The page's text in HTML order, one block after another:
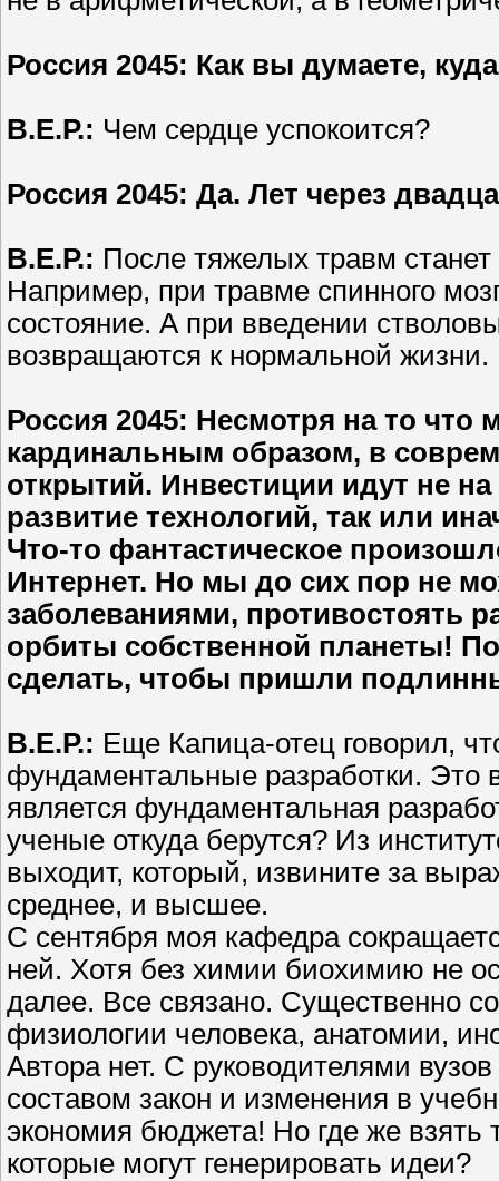
Россия 2045: Как вы думаете,
В.Е.Р.: Чем сердце успокоится?
Россия 2045: Да. Лет через
В.Е.Р.: После тяжелых травм
Например, при травме спинного
состояние. А при введении
возвращаются к нормальной жизни.
Россия 2045: Несмотря на то что
кардинальным образом, в
открытий. Инвестиции идут не
развитие технологий, так или
Что-то фантастическое
Интернет. Но мы до сих пор не
заболеваниями, противостоять
орбиты собственной планеты!
сделать, чтобы пришли
В.Е.Р.: Еще Капица-отец говорил,
фундаментальные разработки.
является фундаментальная
ученые откуда берутся? Из
выходит, который, извините за
среднее, и высшее.
С сентября моя кафедра
ней. Хотя без химии биохимию не
далее. Все связано. Существенно
физиологии человека, анатомии,
Автора нет. С руководителями
составом закон и изменения в
экономия бюджета! Но где же взять
которые могут генерировать идеи?